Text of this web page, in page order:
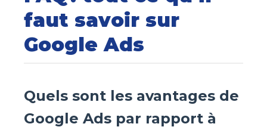
faut savoir sur
Google Ads
Quels sont les avantages de
Google Ads par rapport à